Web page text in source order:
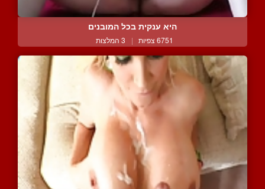
היא ענקית בכל המובנים
6751 צפיות | 3 המלצות